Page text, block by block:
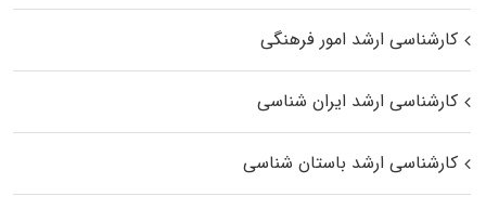
کارشناسی ارشد امور فرهنگی
کارشناسی ارشد ایران شناسی
کارشناسی ارشد باستان شناسی